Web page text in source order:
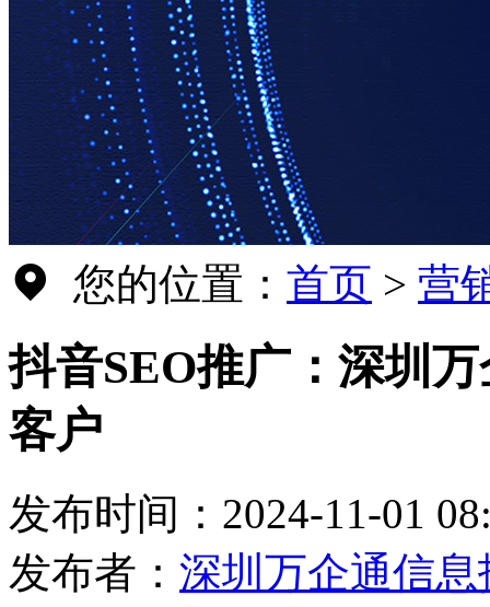
您的位置： 首页 > 营
抖音SEO推广：深圳
客户
发布时间：2024-11-01
发布者： 深圳万企通信